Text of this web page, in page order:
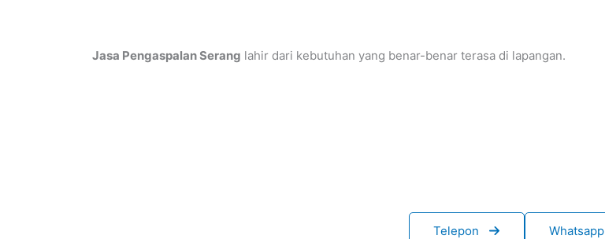
Jasa Pengaspalan Serang lahir dari kebutuhan yang benar-benar terasa di lapangan.
Telepon Whatsapp